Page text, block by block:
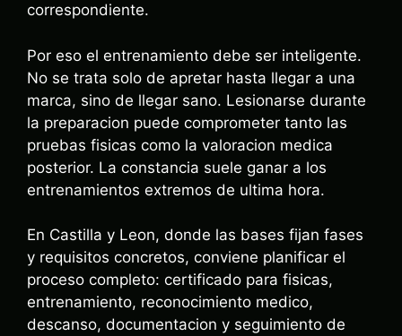
correspondiente.
Por eso el entrenamiento debe ser inteligente.
No se trata solo de apretar hasta llegar a una
marca, sino de llegar sano. Lesionarse durante
la preparacion puede comprometer tanto las
pruebas fisicas como la valoracion medica
posterior. La constancia suele ganar a los
entrenamientos extremos de ultima hora.
En Castilla y Leon, donde las bases fijan fases
y requisitos concretos, conviene planificar el
proceso completo: certificado para fisicas,
entrenamiento, reconocimiento medico,
descanso, documentacion y seguimiento de